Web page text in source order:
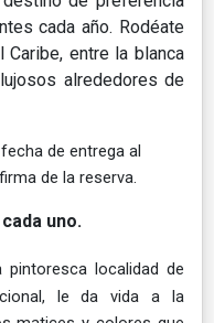
cada año. Rodéate
entre la blanca
alrededores de
de entrega al
de la reserva.
uno.
localidad de
le da vida a la